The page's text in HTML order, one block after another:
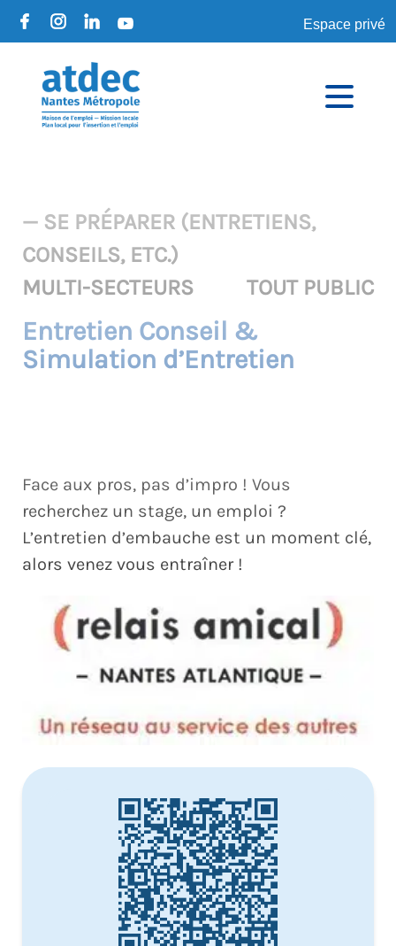
Espace privé
— SE PRÉPARER (ENTRETIENS,
CONSEILS, ETC.)
MULTI-SECTEURS
TOUT PUBLIC
Entretien Conseil &
Simulation d’Entretien
Face aux pros, pas d’impro ! Vous
recherchez un stage, un emploi ?
L’entretien d’embauche est un moment clé,
alors venez vous entraîner !